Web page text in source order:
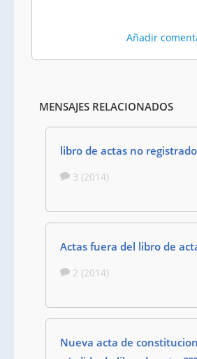
Añadir
MENSAJES RELACIONADOS
libro de actas no registrado
3 (2014)
Actas fuera del libro de
2 (2014)
Nueva acta de